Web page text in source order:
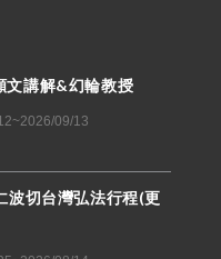
文講解&幻輪教授
09/13
波切台灣弘法行程(更